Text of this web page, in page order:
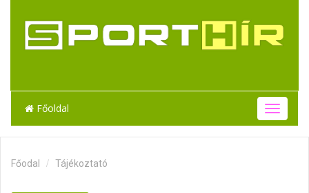
Főoldal
T
o
g
Főodal Tájékoztató